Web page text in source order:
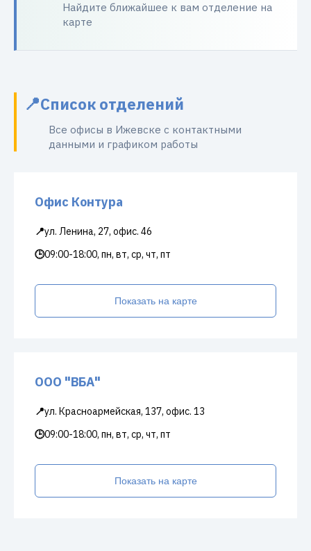
Найдите ближайшее к вам отделение на
карте
Список отделений
Все офисы в Ижевске с контактными
данными и графиком работы
Офис Контура
📍ул. Ленина, 27, офис. 46
🕒09:00-18:00, пн, вт, ср, чт, пт
Показать на карте
ООО "ВБА"
📍ул. Красноармейская, 137, офис. 13
🕒09:00-18:00, пн, вт, ср, чт, пт
Показать на карте